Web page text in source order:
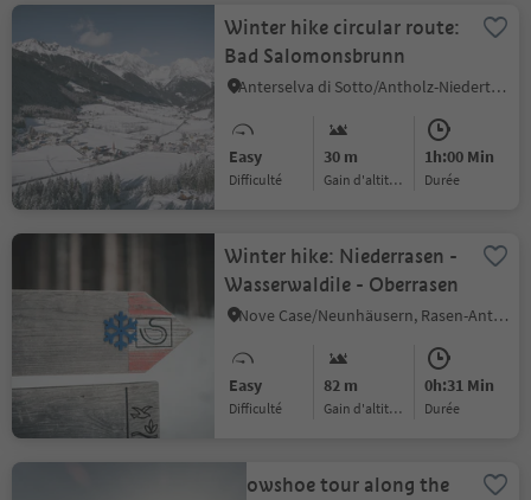
Winter hike circular route:
Bad Salomonsbrunn
Anterselva di Sotto/Antholz-Niedertal, Rasen-Antholz/Rasun Anterselva, Dolomites Region Kronplatz/Plan de Corones
Easy
Difficulté
30 m
Gain d'altitude
1h:00 Min
durée
Winter hike: Niederrasen -
Wasserwaldile - Oberrasen
Nove Case/Neunhäusern, Rasen-Antholz/Rasun Anterselva, Dolomites Region Kronplatz/Plan de Corones
Easy
Difficulté
82 m
Gain d'altitude
0h:31 Min
durée
Snowshoe tour along the